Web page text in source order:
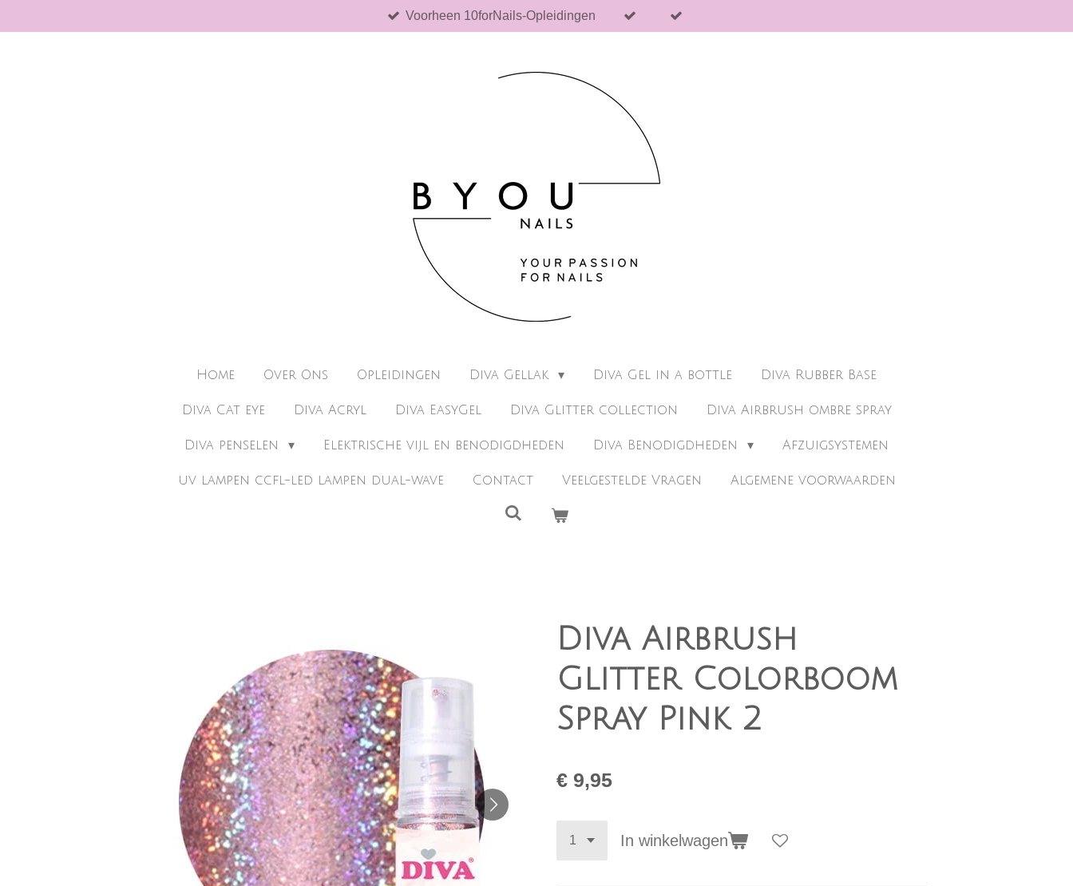
direct
Voorheen 10forNails-Opleidingen
Home Over Ons Opleidingen Diva Gellak Diva Gel in a bottle Diva Rubber Base
Diva Cat eye Diva Acryl Diva EasyGel Diva Glitter collection Diva Airbrush ombre spray
Diva penselen Elektrische vijl en benodigdheden Diva Benodigdheden Afzuigsystemen
uv lampen ccfl-led lampen dual-wave Contact Veelgestelde Vragen Algemene voorwaarden
Diva Airbrush
Glitter Colorboom
Spray Pink 2
€ 9,95
In winkelwagen